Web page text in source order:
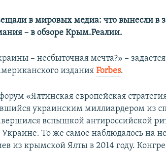
в мировых медиа: что вынесли в
– в обзоре Крым.Реалии.
– несбыточная мечта?» –
изданияForbes.
«Ялтинская европейская
украинским миллиардером из
вспышкой антироссийской
То же самое наблюдалось на
из крымской Ялты в 2014 году.